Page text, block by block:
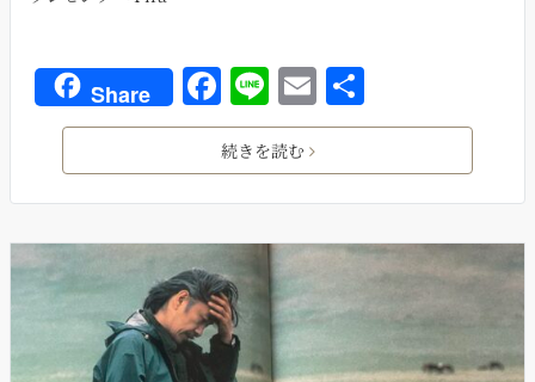
Share F
a
c
e
b
o
o
k
Li
n
e
E
m
ai
l
有
続きを読む